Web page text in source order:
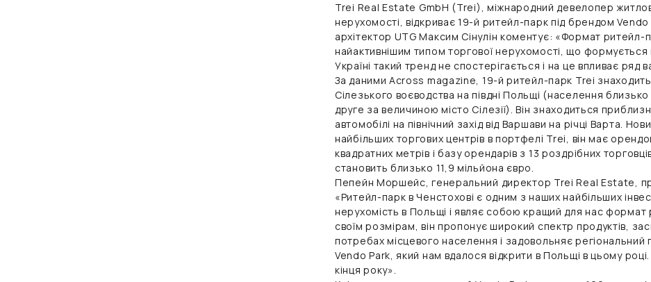
Trei Real Estate GmbH (Trei), міжнародний девелопер
нерухомості, відкриває 19-й ритейл-парк під брендом
архітектор UTG Максим Сінулін коментує: «Формат ритейл-
найактивнішим типом торгової нерухомості, що формується
Україні такий тренд не спостерігається і на це впливає ряд
За даними Across magazine, 19-й ритейл-парк Trei
Сілезького воєводства на півдні Польщі (населення
друге за величиною місто Сілезії). Він знаходиться
автомобілі на північний захід від Варшави на річці Варта.
найбільших торгових центрів в портфелі Trei, він має
квадратних метрів і базу орендарів з 13 роздрібних
становить близько 11,9 мільйона євро.
Пепейн Моршейс, генеральний директор Trei Real Estate,
«Ритейл-парк в Ченстохові є одним з наших найбільших
нерухомість в Польщі і являє собою кращий для нас формат
своїм розмірам, він пропонує широкий спектр продуктів,
потребах місцевого населення і задовольняє
Vendo Park, який нам вдалося відкрити в Польщі в цьому
кінця року».